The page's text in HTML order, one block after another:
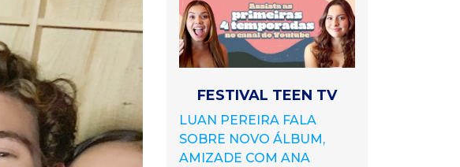
FESTIVAL TEEN TV
LUAN PEREIRA FALA
SOBRE NOVO ÁLBUM,
AMIZADE COM ANA